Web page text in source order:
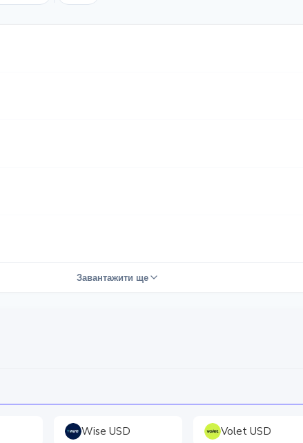
Завантажити ще
Wise USD Volet USD